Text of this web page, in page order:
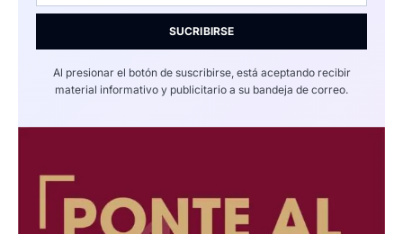
SUCRIBIRSE
Al presionar el botón de suscribirse, está aceptando recibir
material informativo y publicitario a su bandeja de correo.